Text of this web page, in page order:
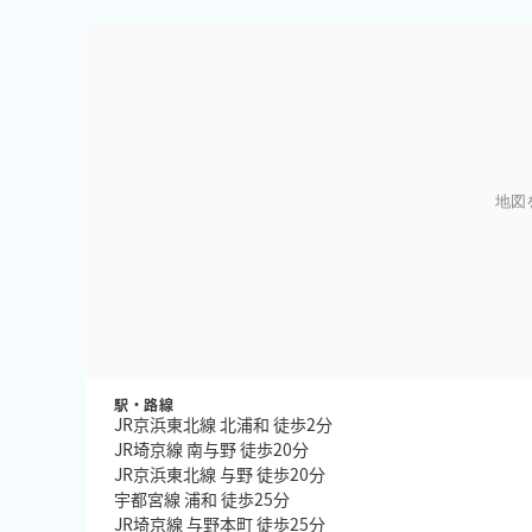
地図
駅・路線
JR京浜東北線 北浦和 徒歩2分
JR埼京線 南与野 徒歩20分
JR京浜東北線 与野 徒歩20分
宇都宮線 浦和 徒歩25分
JR埼京線 与野本町 徒歩25分